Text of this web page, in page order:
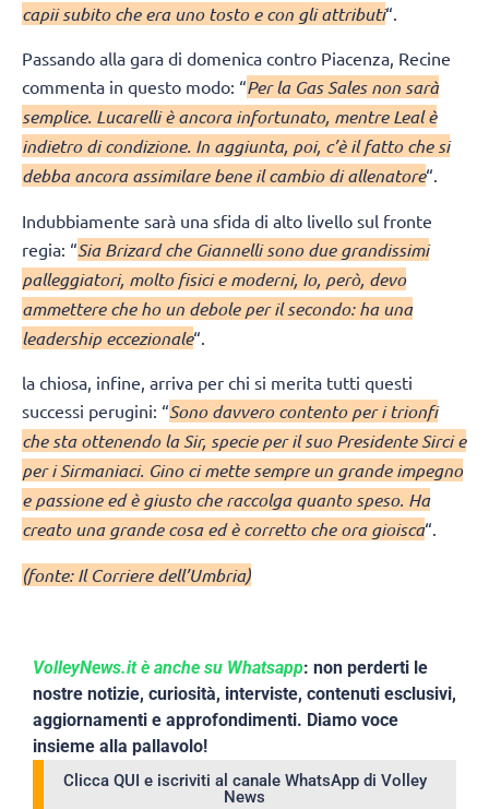
capii subito che era uno tosto e con gli attributi“.
Passando alla gara di domenica contro Piacenza, Recine
commenta in questo modo: “Per la Gas Sales non sarà
semplice. Lucarelli è ancora infortunato, mentre Leal è
indietro di condizione. In aggiunta, poi, c’è il fatto che si
debba ancora assimilare bene il cambio di allenatore“.
Indubbiamente sarà una sfida di alto livello sul fronte
regia: “Sia Brizard che Giannelli sono due grandissimi
palleggiatori, molto fisici e moderni, Io, però, devo
ammettere che ho un debole per il secondo: ha una
leadership eccezionale“.
la chiosa, infine, arriva per chi si merita tutti questi
successi perugini: “Sono davvero contento per i trionfi
che sta ottenendo la Sir, specie per il suo Presidente Sirci e
per i Sirmaniaci. Gino ci mette sempre un grande impegno
e passione ed è giusto che raccolga quanto speso. Ha
creato una grande cosa ed è corretto che ora gioisca“.
(fonte: Il Corriere dell’Umbria)
VolleyNews.it è anche su Whatsapp: non perderti le
nostre notizie, curiosità, interviste, contenuti esclusivi,
aggiornamenti e approfondimenti. Diamo voce
insieme alla pallavolo!
Clicca QUI e iscriviti al canale WhatsApp di Volley
News